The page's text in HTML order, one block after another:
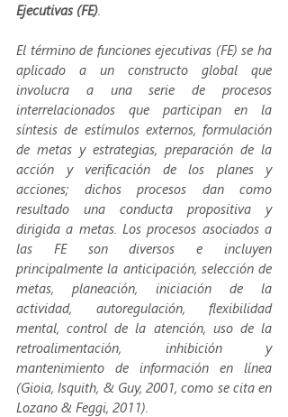
Ejecutivas (FE)
El término de funciones ejecutivas (FE) se ha
aplicado a un constructo global que
involucra a una serie de procesos
interrelacionados que participan en la
síntesis de estímulos externos, formulación
de metas y estrategias, preparación de la
acción y verificación de los planes y
acciones; dichos procesos dan como
resultado una conducta propositiva y
dirigida a metas. Los procesos asociados a
las FE son diversos e incluyen
principalmente la anticipación, selección de
metas, planeación, iniciación de la
actividad, autoregulación, flexibilidad
mental, control de la atención, uso de la
retroalimentación, inhibición y
mantenimiento de información en línea
(Gioia, Isquith, & Guy, 2001, como se cita en
Lozano & Feggi, 2011).